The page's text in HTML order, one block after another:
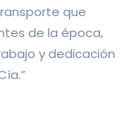
que
de la época,
y dedicación